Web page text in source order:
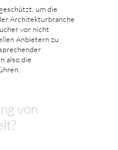
um die
Architekturbranche
vor nicht
Anbietern zu
also die
von